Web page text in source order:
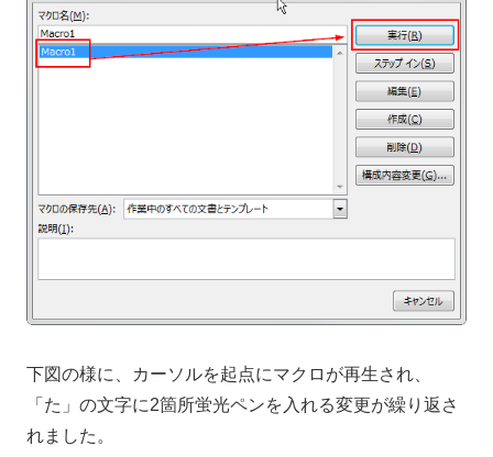
下図の様に、カーソルを起点にマクロが再生され、
「た」の文字に2箇所蛍光ペンを入れる変更が繰り返さ
れました。